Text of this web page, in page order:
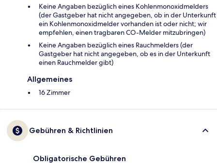
Keine Angaben bezüglich eines Kohlenmonoxidmelders
(der Gastgeber hat nicht angegeben, ob in der Unterkunft
ein Kohlenmonoxidmelder vorhanden ist oder nicht; wir
empfehlen, einen tragbaren CO-Melder mitzubringen)
Keine Angaben bezüglich eines Rauchmelders (der
Gastgeber hat nicht angegeben, ob es in der Unterkunft
einen Rauchmelder gibt)
Allgemeines
16 Zimmer
Gebühren & Richtlinien
Obligatorische Gebühren